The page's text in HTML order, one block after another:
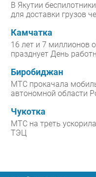
В Якутии
для доставки грузов
Камчатка
16 лет и 7
празднует День
Биробиджан
МТС прокачала
автономной области
Чукотка
МТС на треть
ТЭЦ